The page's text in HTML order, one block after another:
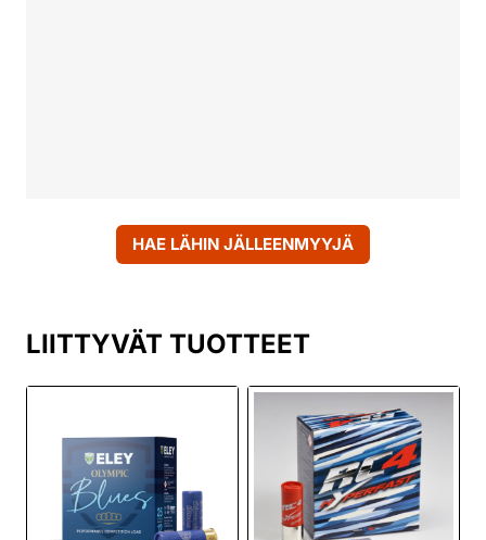
HAE LÄHIN JÄLLEENMYYJÄ
LIITTYVÄT TUOTTEET